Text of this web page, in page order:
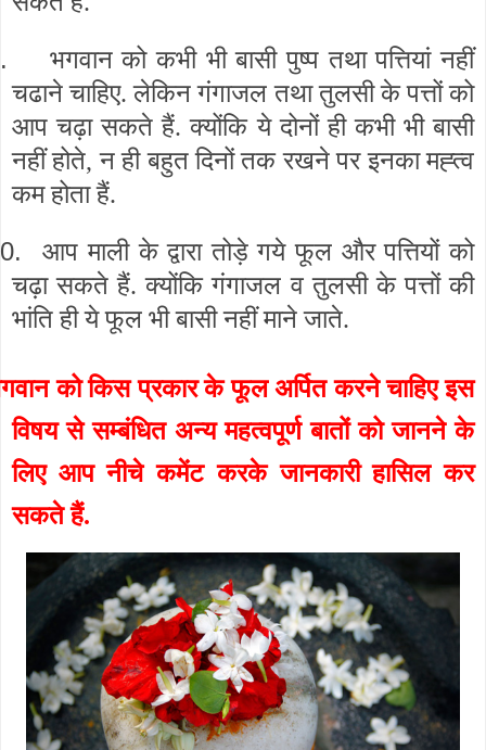
भगवान को कभी भी बासी पुष्प तथा पत्तियां नहीं
चढाने चाहिए. लेकिन गंगाजल तथा तुलसी के पत्तों को
आप चढ़ा सकते हैं. क्योंकि ये दोनों ही कभी भी बासी
नहीं होते, न ही बहुत दिनों तक रखने पर इनका मह्त्व
कम होता हैं.
आप माली के द्वारा तोड़े गये फूल और पत्तियों को
चढ़ा सकते हैं. क्योंकि गंगाजल व तुलसी के पत्तों की
भांति ही ये फूल भी बासी नहीं माने जाते.
को किस प्रकार के फूल अर्पित करने चाहिए इस
विषय से सम्बंधित अन्य महत्वपूर्ण बातों को जानने के
लिए आप नीचे कमेंट करके जानकारी हासिल कर
सकते हैं.